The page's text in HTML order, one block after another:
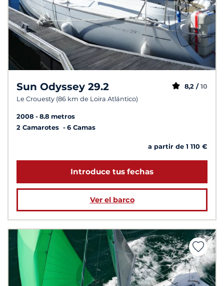
Sun Odyssey 29.2
Le Crouesty (86 km de Loira Atlántico)
8,2 / 10
2008
8.8 metros
2 Camarotes
6 Camas
a partir de 1 110 €
Introduce tus fechas
Ver el barco